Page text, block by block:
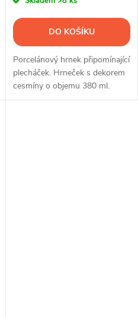
DO KOŠÍKU
Porcelánový hrnek připomínající
plecháček. Hrneček s dekorem
cesmíny o objemu 380 ml.